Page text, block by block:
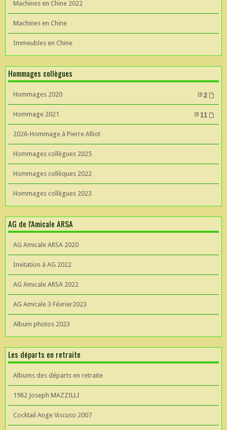
Machines en Chine 2022
Machines en Chine
Immeubles en Chine
Hommages collègues
Hommages 2020 2
Hommage 2021 11
2026-Hommage à Pierre Alliot
Hommages collègues 2025
Hommages collèques 2022
Hommages collègues 2023
AG de l'Amicale ARSA
AG Amicale ARSA 2020
Invitation à AG 2022
AG Amicale ARSA 2022
AG Amicale 3 Février2023
Album photos 2023
Les départs en retraite
Albums des départs en retraite
1982 Joseph MAZZILLI
Cocktail Ange Viscuso 2007